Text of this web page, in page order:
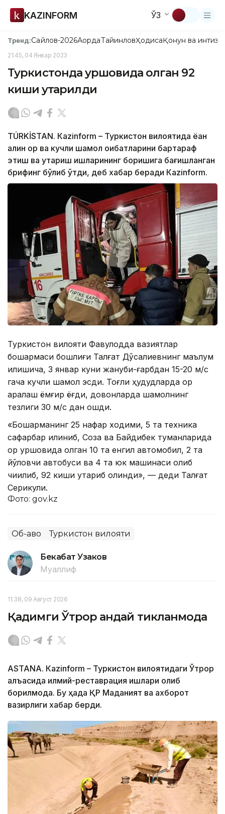
KAZINFORM ЎЗ
Тренд:Сайлов-2026АқордаТайинловҲодисаҚонун ва
21:45, 04 Январ 2023
Туркистонда қуршовида қолган 92
киши қутқарилди
TÚRKİSTAN. Кazinform – Туркистон вилоятида ёққан
қалин қор ва кучли шамол оқибатларини бартараф
этиш ва қутқариш ишларининг боришига бағишланган
брифинг бўлиб ўтди, деб хабар беради Кazinform.
Туркистон вилояти Фавқулодда вазиятлар
бошқармаси бошлиғи Талғат Дўсалиевнинг маълум
қилишича, 3 январ куни жануби-ғарбдан 15-20 м/с
гача кучли шамол эсди. Тоғли ҳудудларда қор
аралаш ёмғир ёғди, довонларда шамолнинг
тезлиги 30 м/с дан ошди.
«Бошқарманинг 25 нафар ходими, 5 та техника
сафарбар қилиниб, Созақ ва Байдибек туманларида
қор қуршовида қолган 10 та енгил автомобил, 2 та
йўловчи автобуси ва 4 та юк машинаси олиб
чиқилиб, 92 киши қутқариб олинди», — деди Талғат
Серикули.
Фото: gov.kz
Об-ҳаво Туркистон вилояти
Бекабат Узаков
Муаллиф
11:38, 09 Август 2026
Қадимги Ўтрор қандай тикланмоқда
ASTANА. Кazinform – Туркистон вилоятидаги Ўтрор
қалъасида илмий-реставрация ишлари олиб
борилмоқда. Бу ҳақда ҚР Маданият ва ахборот
вазирлиги хабар берди.